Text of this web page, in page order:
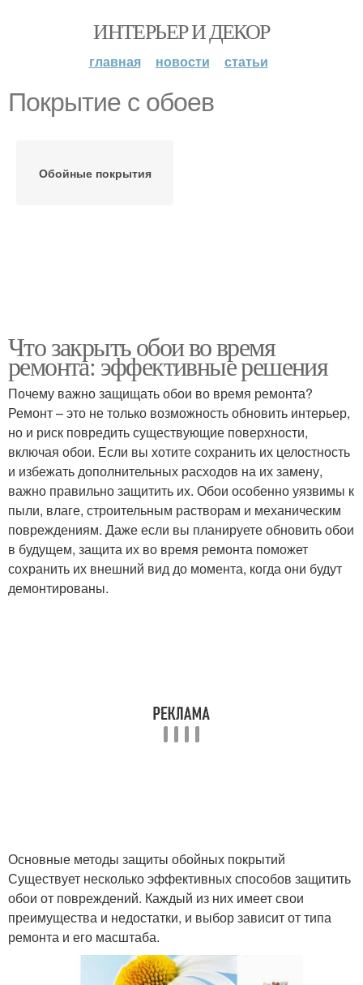
ИНТЕРЬЕР И ДЕКОР
главная новости статьи
Покрытие с обоев
Обойные покрытия
Что закрыть обои во время
ремонта: эффективные решения
Почему важно защищать обои во время ремонта?
Ремонт – это не только возможность обновить интерьер,
но и риск повредить существующие поверхности,
включая обои. Если вы хотите сохранить их целостность
и избежать дополнительных расходов на их замену,
важно правильно защитить их. Обои особенно уязвимы к
пыли, влаге, строительным растворам и механическим
повреждениям. Даже если вы планируете обновить обои
в будущем, защита их во время ремонта поможет
сохранить их внешний вид до момента, когда они будут
демонтированы.
Основные методы защиты обойных покрытий
Существует несколько эффективных способов защитить
обои от повреждений. Каждый из них имеет свои
преимущества и недостатки, и выбор зависит от типа
ремонта и его масштаба.